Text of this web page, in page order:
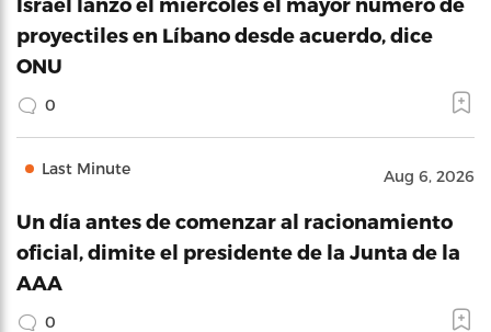
proyectiles en Líbano desde acuerdo, dice
ONU
0
Last Minute Aug 6, 2026
Un día antes de comenzar al racionamiento
oficial, dimite el presidente de la Junta de la
AAA
0